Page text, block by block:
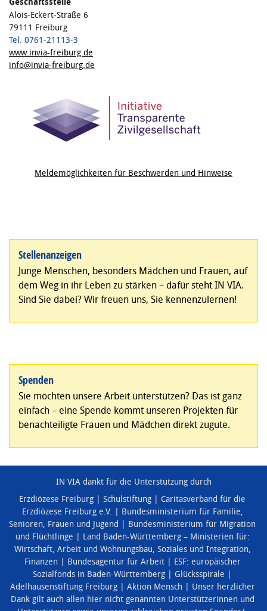
Geschäftsstelle
Alois-Eckert-Straße 6
79111 Freiburg
Tel. 0761-21113-3
www.invia-freiburg.de
info@invia-freiburg.de
Meldemöglichkeiten für Beschwerden und Hinweise
Stellenanzeigen
Junge Menschen, besonders Mädchen und Frauen, auf
dem Weg in ihr Leben zu stärken – dafür steht IN VIA.
Sind Sie dabei? Wir freuen uns, Sie kennenzulernen!
Spenden
Sie möchten unsere Arbeit unterstützen? Das ist ganz
einfach – eine Spende kommt unseren Projekten für
benachteiligte Frauen und Mädchen direkt zugute.
IN VIA dankt für die Unterstützung durch
Erzdiözese Freiburg
Schulstiftung
Caritasverband für die
Erzdiözese Freiburg e.V.
Bundesministerium für Familie,
Senioren, Frauen und Jugend
Bundesministerium für Migration
und Flüchtlinge
Land Baden-Württemberg – Ministerien für:
Wirtschaft, Arbeit und Wohnungsbau, Soziales und Integration,
Finanzen
Bundesagentur für Arbeit
ESF: europäischer
Sozialfonds in Baden-Württemberg
Glücksspirale
Adelhausenstiftung Freiburg
Aktion Mensch
Unser herzlicher
Dank gilt auch allen hier nicht genannten Unterstützerinnen und